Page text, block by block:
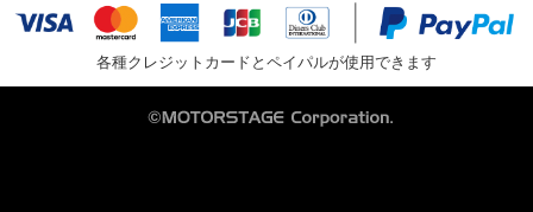
各種クレジットカードとペイパルが使用できます